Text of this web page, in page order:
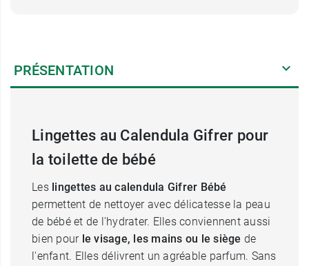
PRÉSENTATION
Lingettes au Calendula Gifrer pour
la toilette de bébé
Les lingettes au calendula Gifrer Bébé
permettent de nettoyer avec délicatesse la peau
de bébé et de l'hydrater. Elles conviennent aussi
bien pour le visage, les mains ou le siège de
l'enfant. Elles délivrent un agréable parfum. Sans